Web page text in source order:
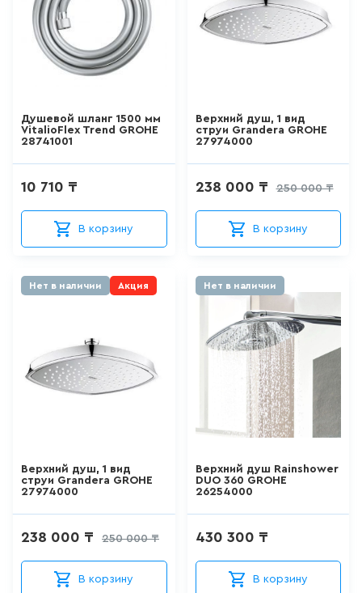
103 товаров
КРАН ДЛЯ ПИТЬЕВОЙ ВОДЫ
14 товаров
ВЫСОКИЙ СМЕСИТЕЛЬ ДЛЯ
РАКОВИНЫ-ЧАШИ
товаров
АКРИЛОВЫЕ ВАННЫ
СТАЛЬНЫЕ ВАННЫ
АБС/ПММА
Душевой шланг 1500 мм
VitalioFlex Trend GROHE
28741001
10 710 ₸
В корзину
Верхний душ, 1 вид
струи Grandera GROHE
27974000
250 000 ₸
238 000 ₸
В корзину
Нет в наличии Акция
Верхний душ, 1 вид
струи Grandera GROHE
27974000
250 000 ₸
238 000 ₸
В корзину
Нет в наличии
Верхний душ Rainshower
DUO 360 GROHE
26254000
430 300 ₸
В корзину